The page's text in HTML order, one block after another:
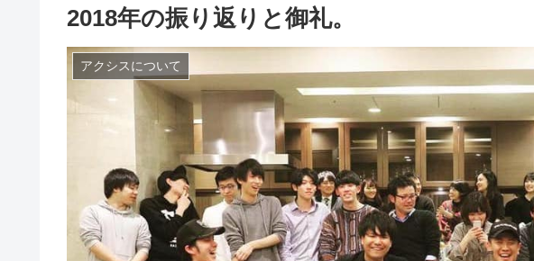
2018年の振り返りと御礼。
アクシスについて